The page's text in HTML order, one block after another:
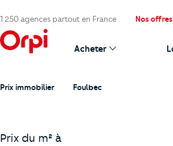
1 250 agences partout en France Nos
Acheter
Prix immobilier Foulbec
Prix du m² à